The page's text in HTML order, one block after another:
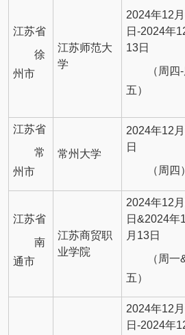
江苏省
徐
州市
江苏师范大
学
2024年12
日-2024年
13日
（周四
五）
江苏省
常
州市
常州大学
2024年12
日
（周四）
江苏省
南
通市
江苏商贸职
业学院
2024年12
日&2024年
月13日
（周一
五）
2024年12
日-2024年